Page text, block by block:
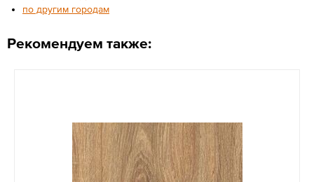
по другим городам
Рекомендуем также: